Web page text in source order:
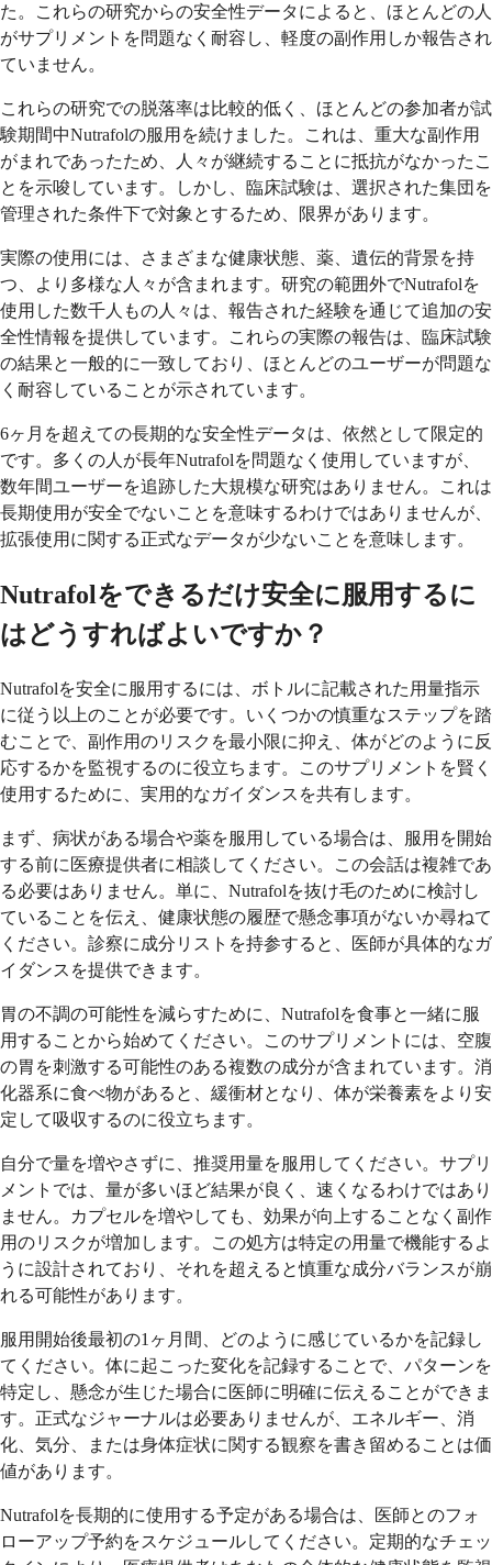
た。これらの研究からの安全性データによると、ほとんどの人
がサプリメントを問題なく耐容し、軽度の副作用しか報告され
ていません。
これらの研究での脱落率は比較的低く、ほとんどの参加者が試
験期間中Nutrafolの服用を続けました。これは、重大な副作用
がまれであったため、人々が継続することに抵抗がなかったこ
とを示唆しています。しかし、臨床試験は、選択された集団を
管理された条件下で対象とするため、限界があります。
実際の使用には、さまざまな健康状態、薬、遺伝的背景を持
つ、より多様な人々が含まれます。研究の範囲外でNutrafolを
使用した数千人もの人々は、報告された経験を通じて追加の安
全性情報を提供しています。これらの実際の報告は、臨床試験
の結果と一般的に一致しており、ほとんどのユーザーが問題な
く耐容していることが示されています。
6ヶ月を超えての長期的な安全性データは、依然として限定的
です。多くの人が長年Nutrafolを問題なく使用していますが、
数年間ユーザーを追跡した大規模な研究はありません。これは
長期使用が安全でないことを意味するわけではありませんが、
拡張使用に関する正式なデータが少ないことを意味します。
Nutrafolをできるだけ安全に服用するに
はどうすればよいですか？
Nutrafolを安全に服用するには、ボトルに記載された用量指示
に従う以上のことが必要です。いくつかの慎重なステップを踏
むことで、副作用のリスクを最小限に抑え、体がどのように反
応するかを監視するのに役立ちます。このサプリメントを賢く
使用するために、実用的なガイダンスを共有します。
まず、病状がある場合や薬を服用している場合は、服用を開始
する前に医療提供者に相談してください。この会話は複雑であ
る必要はありません。単に、Nutrafolを抜け毛のために検討し
ていることを伝え、健康状態の履歴で懸念事項がないか尋ねて
ください。診察に成分リストを持参すると、医師が具体的なガ
イダンスを提供できます。
胃の不調の可能性を減らすために、Nutrafolを食事と一緒に服
用することから始めてください。このサプリメントには、空腹
の胃を刺激する可能性のある複数の成分が含まれています。消
化器系に食べ物があると、緩衝材となり、体が栄養素をより安
定して吸収するのに役立ちます。
自分で量を増やさずに、推奨用量を服用してください。サプリ
メントでは、量が多いほど結果が良く、速くなるわけではあり
ません。カプセルを増やしても、効果が向上することなく副作
用のリスクが増加します。この処方は特定の用量で機能するよ
うに設計されており、それを超えると慎重な成分バランスが崩
れる可能性があります。
服用開始後最初の1ヶ月間、どのように感じているかを記録し
てください。体に起こった変化を記録することで、パターンを
特定し、懸念が生じた場合に医師に明確に伝えることができま
す。正式なジャーナルは必要ありませんが、エネルギー、消
化、気分、または身体症状に関する観察を書き留めることは価
値があります。
Nutrafolを長期的に使用する予定がある場合は、医師とのフォ
ローアップ予約をスケジュールしてください。定期的なチェッ